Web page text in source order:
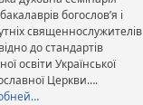
богослов’я і
священнослужителів
до стандартів
освіти Української
Церкви….